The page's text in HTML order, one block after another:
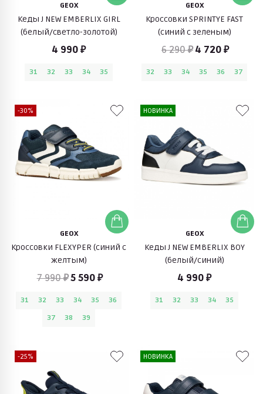
GEOX
Кеды J NEW EMBERLIX GIRL
(белый/светло-золотой)
4 990 ₽
31 32 33 34 35
GEOX
Кроссовки SPRINTYE FAST
(синий с зеленым)
6 290 ₽ 4 720 ₽
32 33 34 35 36 37
-30%
GEOX
Кроссовки FLEXYPER (синий с
желтым)
7 990 ₽5 590 ₽
31 32 33 34 35
36
37
38 39
НОВИНКА
GEOX
Кеды J NEW EMBERLIX BOY
(белый/синий)
4 990 ₽
31 32 33 34 35
-25% НОВИНКА